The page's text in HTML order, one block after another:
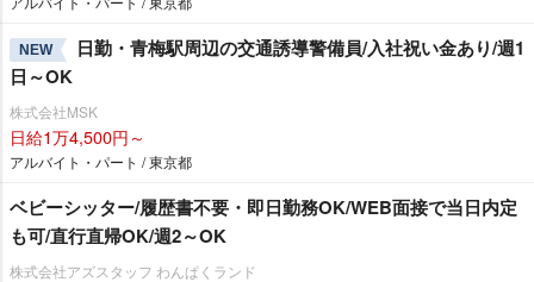
NEW
日勤・青梅駅周辺の交通誘導警備員/入社祝い金あり/週1
日～OK
株式会社MSK
日給1万4,500円～
アルバイト・パート / 東京都
ベビーシッター/履歴書不要・即日勤務OK/WEB面接で当日内定
も可/直行直帰OK/週2～OK
株式会社アズスタッフ わんぱくランド